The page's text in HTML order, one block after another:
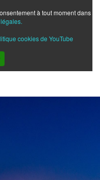
à tout moment dans
cookies de YouTube